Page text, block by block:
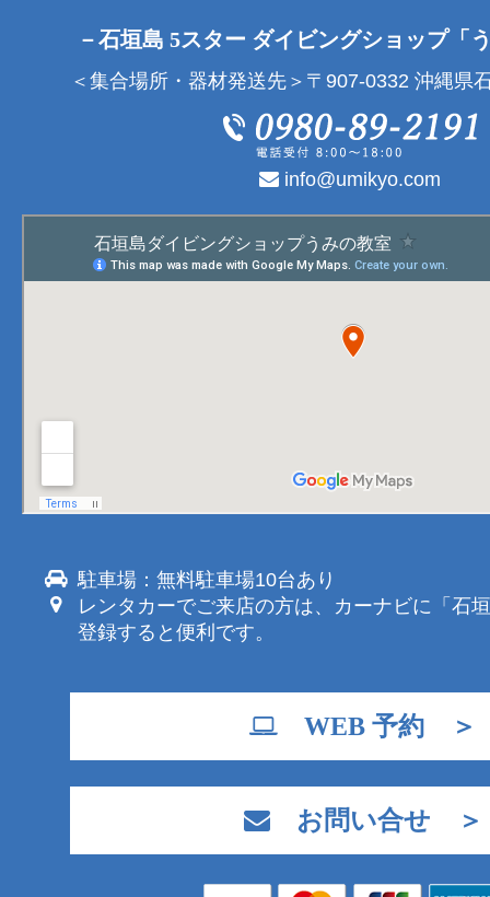
－石垣島 5スター ダイビングショップ「
＜集合場所・器材発送先＞〒907-0332 沖縄県
info@umikyo.com
駐車場：無料駐車場10台あり
レンタカーでご来店の方は、カーナビに「石
登録すると便利です。
WEB 予約 ＞
お問い合せ ＞